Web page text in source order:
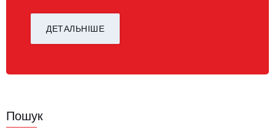
ДЕТАЛЬНІШЕ
Пошук